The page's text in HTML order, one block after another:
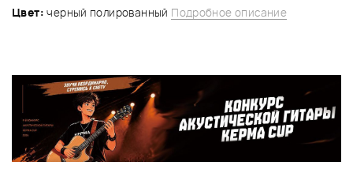
Цвет: черный полированный Подробное описание